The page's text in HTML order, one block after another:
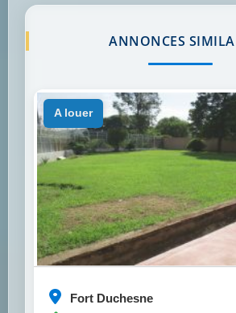
ANNONCES
Fort Duchesne
a louer